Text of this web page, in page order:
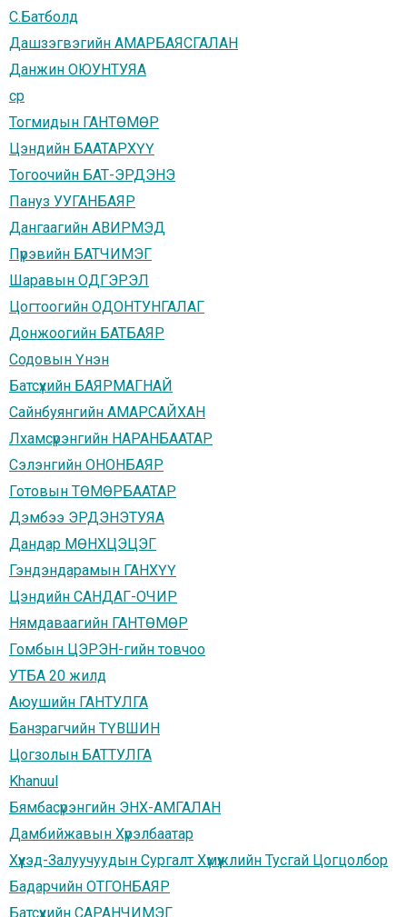
С.Батболд
Дашзэгвэгийн АМАРБАЯСГАЛАН
Данжин ОЮУНТУЯА
cp
Тогмидын ГАНТӨМӨР
Цэндийн БААТАРХҮҮ
Тогоочийн БАТ-ЭРДЭНЭ
Пануз УУГАНБАЯР
Дангаагийн АВИРМЭД
Пүрэвийн БАТЧИМЭГ
Шаравын ОДГЭРЭЛ
Цогтоогийн ОДОНТУНГАЛАГ
Донжоогийн БАТБАЯР
Содовын Үнэн
Батсүхийн БАЯРМАГНАЙ
Сайнбуянгийн АМАРСАЙХАН
Лхамсүрэнгийн НАРАНБААТАР
Сэлэнгийн ОНОНБАЯР
Готовын ТӨМӨРБААТАР
Дэмбээ ЭРДЭНЭТУЯА
Дандар МӨНХЦЭЦЭГ
Гэндэндарамын ГАНХҮҮ
Цэндийн САНДАГ-ОЧИР
Нямдаваагийн ГАНТӨМӨР
Гомбын ЦЭРЭН-гийн товчоо
УТБА 20 жилд
Аюушийн ГАНТУЛГА
Банзрагчийн ТҮВШИН
Цогзолын БАТТУЛГА
Khanuul
Бямбасүрэнгийн ЭНХ-АМГАЛАН
Дамбийжавын Хүрэлбаатар
Хүүхэд-Залуучуудын Сургалт Хүмүүжлийн Тусгай Цогцолбор
Бадарчийн ОТГОНБАЯР
Батсүхийн САРАНЧИМЭГ